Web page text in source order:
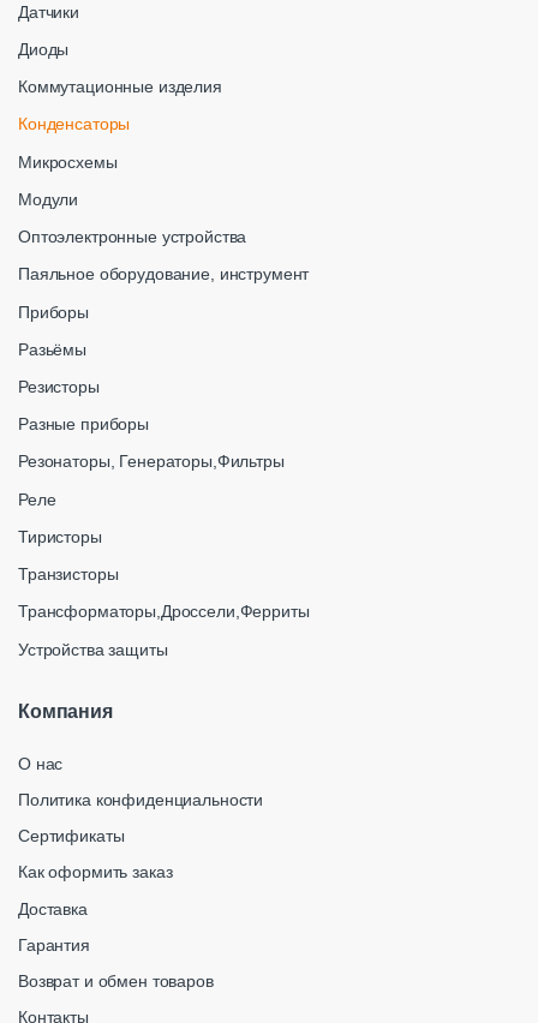
Датчики
Диоды
Коммутационные изделия
Конденсаторы
Микросхемы
Модули
Оптоэлектронные устройства
Паяльное оборудование, инструмент
Приборы
Разьёмы
Резисторы
Разные приборы
Резонаторы, Генераторы,Фильтры
Реле
Тиристоры
Транзисторы
Трансформаторы,Дроссели,Ферриты
Устройства защиты
Компания
О нас
Политика конфиденциальности
Сертификаты
Как оформить заказ
Доставка
Гарантия
Возврат и обмен товаров
Контакты